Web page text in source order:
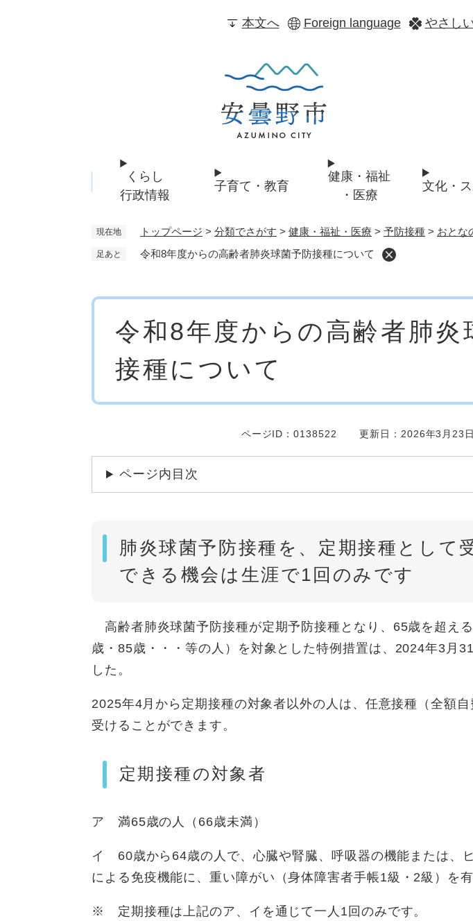
本文へ Foreign language やさし
くらし
行政情報
子育て・教育
健康・福祉
・医療
文化・
現在地 トップページ > 分類でさがす > 健康・福祉・医療 > 予防接種 > おとな
足あと 令和8年度からの高齢者肺炎球菌予防接種について
令和8年度からの高齢者肺炎
接種について
ページID：0138522 更新日：2026年3月23
ページ内目次
肺炎球菌予防接種を、定期接種として
できる機会は生涯で1回のみです
高齢者肺炎球菌予防接種が定期予防接種となり、65歳を超え
歳・85歳・・・等の人）を対象とした特例措置は、2024年3月
した。
2025年4月から定期接種の対象者以外の人は、任意接種（全額
受けることができます。
定期接種の対象者
ア 満65歳の人（66歳未満）
イ 60歳から64歳の人で、心臓や腎臓、呼吸器の機能または、
による免疫機能に、重い障がい（身体障害者手帳1級・2級）を
※ 定期接種は上記のア、イを通じて一人1回のみです。